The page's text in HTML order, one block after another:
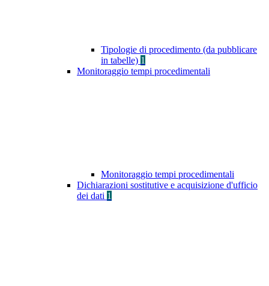
Tipologie di procedimento (da pubblicare
in tabelle) 1
Monitoraggio tempi procedimentali
Monitoraggio tempi procedimentali
Dichiarazioni sostitutive e acquisizione d'ufficio
dei dati 1